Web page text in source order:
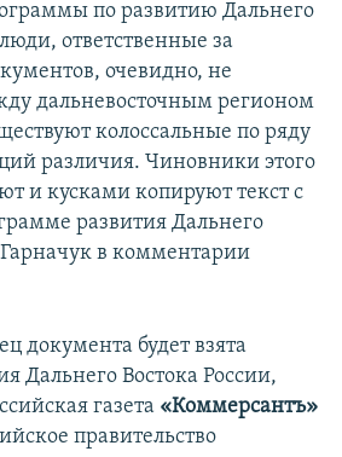
по развитию Дальнего
ответственные за
очевидно, не
дальневосточным регионом
колоссальные по ряду
различия. Чиновники этого
и кусками копируют текст с
развития Дальнего
Гарначук в комментарии
документа будет взята
Дальнего Востока России,
газета «Коммерсантъ»
правительство